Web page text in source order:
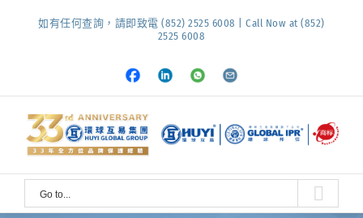
如有任何查詢，請即致電 (852) 2525 6008 | Call Now at (852)
2525 6008
Facebook
LinkedInWhatsapp
Email
Go to...